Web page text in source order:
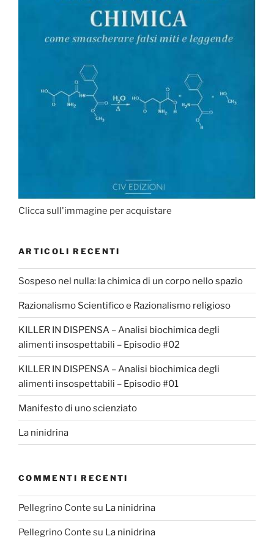
Clicca sull'immagine per acquistare
ARTICOLI RECENTI
Sospeso nel nulla: la chimica di un corpo nello spazio
Razionalismo Scientifico e Razionalismo religioso
KILLER IN DISPENSA – Analisi biochimica degli
alimenti insospettabili – Episodio #02
KILLER IN DISPENSA – Analisi biochimica degli
alimenti insospettabili – Episodio #01
Manifesto di uno scienziato
La ninidrina
COMMENTI RECENTI
Pellegrino Conte su La ninidrina
Pellegrino Conte su La ninidrina